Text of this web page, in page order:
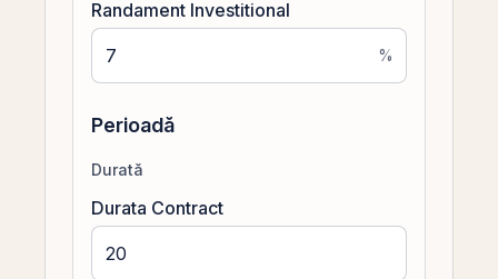
Randament Investitional
%
Perioadă
Durată
Durata Contract